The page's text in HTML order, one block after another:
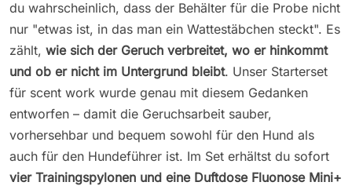
du wahrscheinlich, dass der Behälter für die Probe nicht
nur "etwas ist, in das man ein Wattestäbchen steckt". Es
zählt, wie sich der Geruch verbreitet, wo er hinkommt
und ob er nicht im Untergrund bleibt. Unser Starterset
für scent work wurde genau mit diesem Gedanken
entworfen – damit die Geruchsarbeit sauber,
vorhersehbar und bequem sowohl für den Hund als
auch für den Hundeführer ist. Im Set erhältst du sofort
vier Trainingspylonen und eine Duftdose Fluonose Mini+